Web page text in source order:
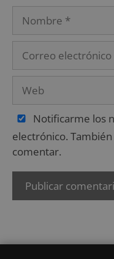
Notificarme los
electrónico.
comentar.